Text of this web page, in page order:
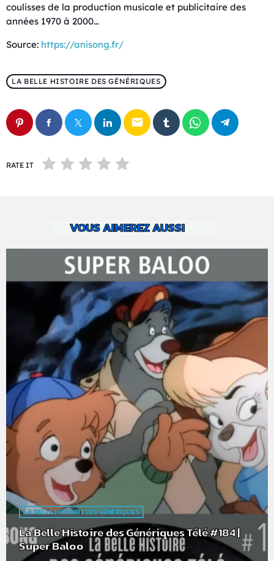
coulisses de la production musicale et publicitaire des
années 1970 à 2000…
Source: https://anisong.fr/
LA BELLE HISTOIRE DES GÉNÉRIQUES
email
RATE IT
VOUS AIMEREZ AUSSI
LA BELLE HISTOIRE DES GÉNÉRIQUES
La Belle Histoire des Génériques Télé #184 |
Super Baloo